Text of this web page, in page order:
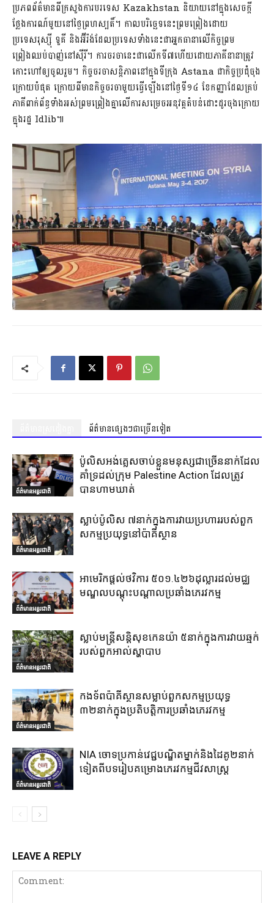
ប្រភពព័ត៌មានពីក្រសួងការបរទេស Kazakhstan និយាយនៅក្នុងសេចក្តី
ថ្លែងការណ៍មួយនៅថ្ងៃព្រហស្បតិ៍។ កាលបរិច្ឆេទនេះព្រមព្រៀងដោយ
ប្រទេសរុស្ស៊ី ទួគី និងអ៊ីរ៉ង់ដែលប្រទេសទាំងនេះជាអ្នកធានាលើកិច្ចព្រម
ព្រៀងឈប់បាញ់នៅស៊ីរី។ ការចរចានេះជាលើកទី៧ហើយដោយភាគីនានាត្រូវ
កោះហៅឲ្យចូលរួម។ កិច្ចចរចាសន្តិភាពនៅក្នុងទីក្រុង Astana ជាកិច្ចប្រជុំចុង
ក្រោយបំផុត ក្រោយពីមានកិច្ចចរចាមួយធ្វើឡើងនៅថ្ងៃទី១៤ ខែកញ្ញាដែលគ្រប់
ភាគីពាក់ព័ន្ធទាំងអស់ព្រមព្រៀងគ្នាលើការសម្រេចអនុវត្តតំបន់ដោះដូរចុងក្រោយ
ក្នុងរដ្ឋ Idlib៕
ព័ត៌មានផ្សេងៗជាច្រើនទៀត
ព័ត៌មានអន្តរជាតិ
ប៉ូលិសអង់គ្លេសចាប់ខ្លួនមនុស្សជាច្រើននាក់ដែល
គាំទ្រដល់ក្រុម Palestine Action ដែលត្រូវ
បានហាមឃាត់
ព័ត៌មានអន្តរជាតិ
ស្លាប់ប៉ូលិស ៧នាក់ក្នុងការវាយប្រហាររបស់ពួក
សកម្មប្រយុទ្ធនៅប៉ាគីស្ថាន
ព័ត៌មានអន្តរជាតិ
អាមេរិកផ្តល់ថវិការ ៥០១.៤២៦ដុល្លារដល់មជ្ឈ
មណ្ឌលបណ្តុះបណ្តាលប្រឆាំងភេរវកម្ម
ព័ត៌មានអន្តរជាតិ
ស្លាប់មន្ត្រីសន្តិសុខកេនយ៉ា ៥នាក់ក្នុងការវាយឆ្មក់
របស់ពួកអាល់ស្ហាបាប
ព័ត៌មានអន្តរជាតិ
កងទ័ពប៉ាគីស្ថានសម្លាប់ពួកសកម្មប្រយុទ្ធ
៣២នាក់ក្នុងប្រតិបត្តិការប្រឆាំងភេរវកម្ម
ព័ត៌មានអន្តរជាតិ
NIA ចោទប្រកាន់វេជ្ជបណ្ឌិតម្នាក់និងដៃគូ២នាក់
ទៀតពីបទរៀបគម្រោងភេរវកម្មជីវសាស្ត្រ
LEAVE A REPLY